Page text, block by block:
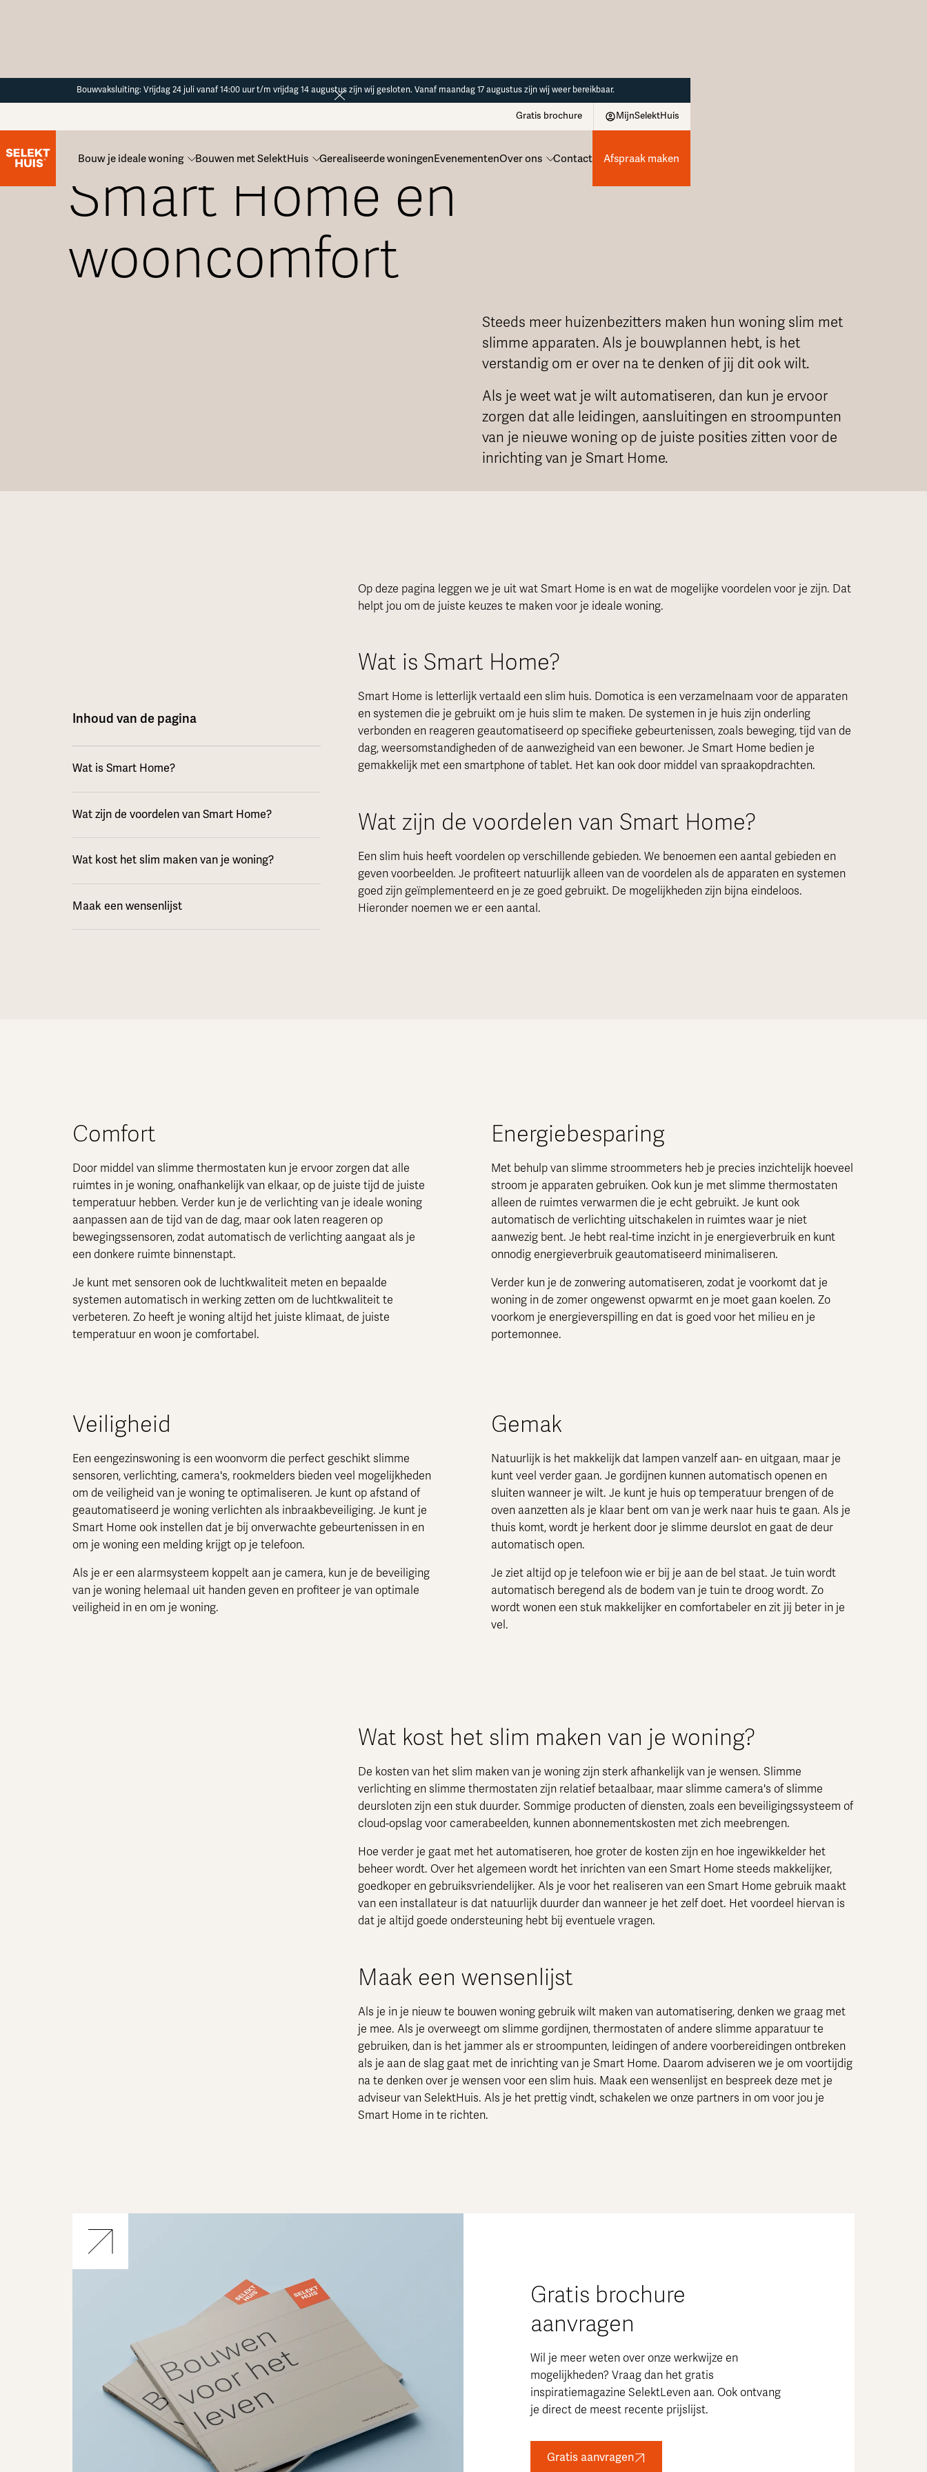
Bouwvaksluiting: Vrijdag 24 juli vanaf 14:00 uur t/m vrijdag 14 augustus zijn wij gesloten. Vanaf maandag 17 augustus zijn wij weer bereikbaar.
Bouw je ideale woning Bouwen met SelektHuis Gerealiseerde woningenEvenementenOver ons Contact
Gratis brochure MijnSelektHuis
Afspraak maken
Smart Home en
wooncomfort
Steeds meer huizenbezitters maken hun woning slim met
slimme apparaten. Als je bouwplannen hebt, is het
verstandig om er over na te denken of jij dit ook wilt.
Als je weet wat je wilt automatiseren, dan kun je ervoor
zorgen dat alle leidingen, aansluitingen en stroompunten
van je nieuwe woning op de juiste posities zitten voor de
inrichting van je Smart Home.
Inhoud van de pagina
Wat is Smart Home?
Wat zijn de voordelen van Smart Home?
Wat kost het slim maken van je woning?
Maak een wensenlijst
Op deze pagina leggen we je uit wat Smart Home is en wat de mogelijke voordelen voor je zijn. Dat
helpt jou om de juiste keuzes te maken voor je ideale woning.
Wat is Smart Home?
Smart Home is letterlijk vertaald een slim huis. Domotica is een verzamelnaam voor de apparaten
en systemen die je gebruikt om je huis slim te maken. De systemen in je huis zijn onderling
verbonden en reageren geautomatiseerd op specifieke gebeurtenissen, zoals beweging, tijd van de
dag, weersomstandigheden of de aanwezigheid van een bewoner. Je Smart Home bedien je
gemakkelijk met een smartphone of tablet. Het kan ook door middel van spraakopdrachten.
Wat zijn de voordelen van Smart Home?
Een slim huis heeft voordelen op verschillende gebieden. We benoemen een aantal gebieden en
geven voorbeelden. Je profiteert natuurlijk alleen van de voordelen als de apparaten en systemen
goed zijn geïmplementeerd en je ze goed gebruikt. De mogelijkheden zijn bijna eindeloos.
Hieronder noemen we er een aantal.
Comfort
Door middel van slimme thermostaten kun je ervoor zorgen dat alle
ruimtes in je woning, onafhankelijk van elkaar, op de juiste tijd de juiste
temperatuur hebben. Verder kun je de verlichting van je ideale woning
aanpassen aan de tijd van de dag, maar ook laten reageren op
bewegingssensoren, zodat automatisch de verlichting aangaat als je
een donkere ruimte binnenstapt.
Je kunt met sensoren ook de luchtkwaliteit meten en bepaalde
systemen automatisch in werking zetten om de luchtkwaliteit te
verbeteren. Zo heeft je woning altijd het juiste klimaat, de juiste
temperatuur en woon je comfortabel.
Energiebesparing
Met behulp van slimme stroommeters heb je precies inzichtelijk hoeveel
stroom je apparaten gebruiken. Ook kun je met slimme thermostaten
alleen de ruimtes verwarmen die je echt gebruikt. Je kunt ook
automatisch de verlichting uitschakelen in ruimtes waar je niet
aanwezig bent. Je hebt real-time inzicht in je energieverbruik en kunt
onnodig energieverbruik geautomatiseerd minimaliseren.
Verder kun je de zonwering automatiseren, zodat je voorkomt dat je
woning in de zomer ongewenst opwarmt en je moet gaan koelen. Zo
voorkom je energieverspilling en dat is goed voor het milieu en je
portemonnee.
Veiligheid
Een eengezinswoning is een woonvorm die perfect geschikt slimme
sensoren, verlichting, camera's, rookmelders bieden veel mogelijkheden
om de veiligheid van je woning te optimaliseren. Je kunt op afstand of
geautomatiseerd je woning verlichten als inbraakbeveiliging. Je kunt je
Smart Home ook instellen dat je bij onverwachte gebeurtenissen in en
om je woning een melding krijgt op je telefoon.
Als je er een alarmsysteem koppelt aan je camera, kun je de beveiliging
van je woning helemaal uit handen geven en profiteer je van optimale
veiligheid in en om je woning.
Gemak
Natuurlijk is het makkelijk dat lampen vanzelf aan- en uitgaan, maar je
kunt veel verder gaan. Je gordijnen kunnen automatisch openen en
sluiten wanneer je wilt. Je kunt je huis op temperatuur brengen of de
oven aanzetten als je klaar bent om van je werk naar huis te gaan. Als je
thuis komt, wordt je herkent door je slimme deurslot en gaat de deur
automatisch open.
Je ziet altijd op je telefoon wie er bij je aan de bel staat. Je tuin wordt
automatisch beregend als de bodem van je tuin te droog wordt. Zo
wordt wonen een stuk makkelijker en comfortabeler en zit jij beter in je
vel.
Wat kost het slim maken van je woning?
De kosten van het slim maken van je woning zijn sterk afhankelijk van je wensen. Slimme
verlichting en slimme thermostaten zijn relatief betaalbaar, maar slimme camera's of slimme
deursloten zijn een stuk duurder. Sommige producten of diensten, zoals een beveiligingssysteem of
cloud-opslag voor camerabeelden, kunnen abonnementskosten met zich meebrengen.
Hoe verder je gaat met het automatiseren, hoe groter de kosten zijn en hoe ingewikkelder het
beheer wordt. Over het algemeen wordt het inrichten van een Smart Home steeds makkelijker,
goedkoper en gebruiksvriendelijker. Als je voor het realiseren van een Smart Home gebruik maakt
van een installateur is dat natuurlijk duurder dan wanneer je het zelf doet. Het voordeel hiervan is
dat je altijd goede ondersteuning hebt bij eventuele vragen.
Maak een wensenlijst
Als je in je nieuw te bouwen woning gebruik wilt maken van automatisering, denken we graag met
je mee. Als je overweegt om slimme gordijnen, thermostaten of andere slimme apparatuur te
gebruiken, dan is het jammer als er stroompunten, leidingen of andere voorbereidingen ontbreken
als je aan de slag gaat met de inrichting van je Smart Home. Daarom adviseren we je om voortijdig
na te denken over je wensen voor een slim huis. Maak een wensenlijst en bespreek deze met je
adviseur van SelektHuis. Als je het prettig vindt, schakelen we onze partners in om voor jou je
Smart Home in te richten.
Gratis brochure
aanvragen
Wil je meer weten over onze werkwijze en
mogelijkheden? Vraag dan het gratis
inspiratiemagazine SelektLeven aan. Ook ontvang
je direct de meest recente prijslijst.
Gratis aanvragen